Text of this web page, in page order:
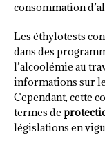
consommation
Les éthylotests
dans des
l’alcoolémie au
informations sur
Cependant, cette
termes de
législations en